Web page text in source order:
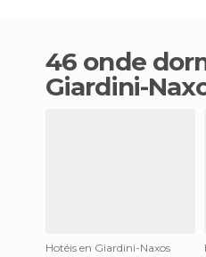
46 onde dormir em
Giardini-
Hotéis en Giardini-Naxos